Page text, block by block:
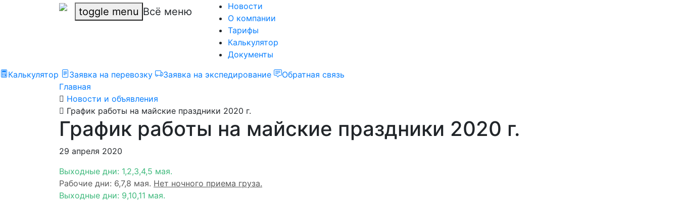
toggle menu Всё меню
Новости
О компании
Тарифы
Калькулятор
Документы
Калькулятор
Заявка на перевозку Заявка на экспедирование
Обратная связь
Главная
Новости и объявления
График работы на майские праздники 2020 г.
График работы на майские праздники 2020 г.
29 апреля 2020
Выходные дни: 1,2,3,4,5 мая.
Рабочие дни: 6,7,8 мая. Нет ночного приема груза.
Выходные дни: 9,10,11 мая.